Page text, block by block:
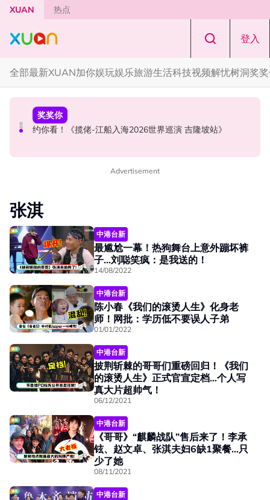
Skip to main content
XUAN 热点
登入
全部最新XUAN加你娱玩娱乐旅游生活科技视频解忧树洞奖
解忧树洞
解忧树洞 ｜ “我是不是一个没良心的人？” 男友欠RM10
奖奖你
约你看！《揽佬-江船入海2026世界巡演 吉隆坡站》
中港台新
中国百万网红遭闺蜜骗到菲律宾！失踪3年确定遭到撕票
Advertisement
张淇
中港台新
最尴尬一幕！热狗舞台上意外蹦坏裤
子…刘聪笑疯：是我送的！
14/08/2022
中港台新
陈小春《我们的滚烫人生》化身老
师！网批：学历低不要误人子弟
01/01/2022
中港台新
披荆斩棘的哥哥们重磅回归！《我们
的滚烫人生》正式官宣定档…个人写
真大片超帅气！
06/12/2021
中港台新
《哥哥》“麒麟战队”售后来了！李承
铉、赵文卓、张淇夫妇6缺1聚餐…只
少了她
08/11/2021
中港台新